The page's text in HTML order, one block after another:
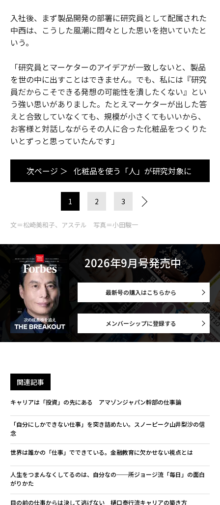
入社後、まず製品開発の部署に研究員として配属された
中西は、こうした風潮に悶々とした思いを抱いていたと
いう。
「研究員とマーケターのアイデアが一致しないと、製品
を世の中に出すことはできません。でも、私には『研究
員だからこそできる発想の可能性を潰したくない』とい
う強い思いがありました。たとえマーケターが出した答
えと合致していなくても、規模が小さくてもいいから、
お客様と対話しながらその人に合った化粧品をつくりた
いとずっと思っていたんです」
次ページ ＞ 化粧品を使う「人」が研究対象に
1 2 3
文＝松崎美和子、アステル 写真＝小田駿一
2026年9月号発売中
最新号の購入はこちらから
メンバーシップに登録する
関連記事
キャリアは「投資」の先にある アマゾンジャパン幹部の仕事論
「自分にしかできない仕事」を突き詰めたい。スノーピーク山井梨沙の信
念
世界は誰かの「仕事」でできている。金融教育に欠かせない視点とは
人生をつまんなくしてるのは、自分なの──所ジョージ流「毎日」の面白
がりかた
目の前の仕事からは決して逃げない 樋口泰行流キャリアの築き方